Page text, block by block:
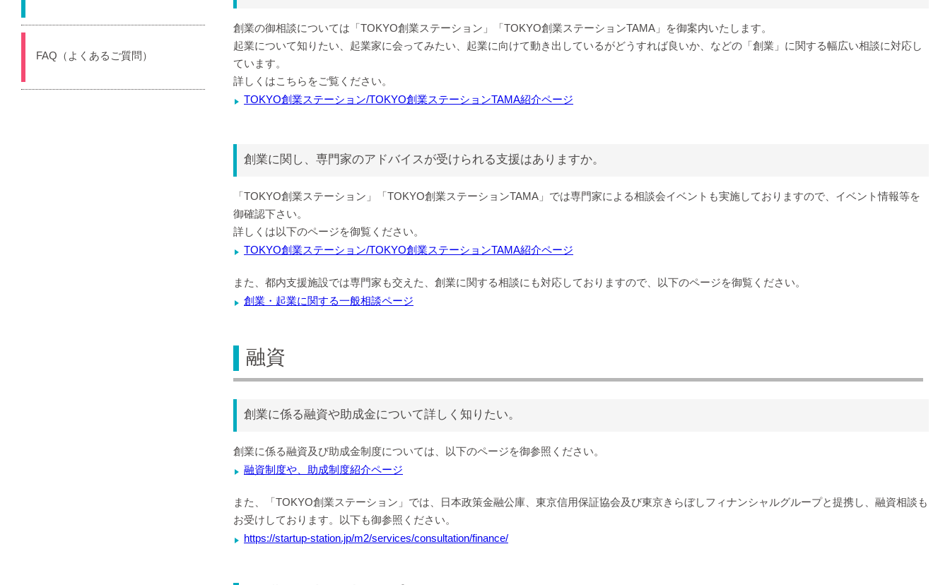
創業の御相談については「TOKYO創業ステーション」「TOKYO創業ステーションTAMA」を御案内いたします。
起業について知りたい、起業家に会ってみたい、起業に向けて動き出しているがどうすれば良いか、などの「創業」に関する幅広い相談に対応し
ています。
詳しくはこちらをご覧ください。
TOKYO創業ステーション/TOKYO創業ステーションTAMA紹介ページ
創業に関し、専門家のアドバイスが受けられる支援はありますか。
「TOKYO創業ステーション」「TOKYO創業ステーションTAMA」では専門家による相談会イベントも実施しておりますので、イベント情報等を
御確認下さい。
詳しくは以下のページを御覧ください。
TOKYO創業ステーション/TOKYO創業ステーションTAMA紹介ページ
また、都内支援施設では専門家も交えた、創業に関する相談にも対応しておりますので、以下のページを御覧ください。
創業・起業に関する一般相談ページ
融資
創業に係る融資や助成金について詳しく知りたい。
創業に係る融資及び助成金制度については、以下のページを御参照ください。
融資制度や、助成制度紹介ページ
また、「TOKYO創業ステーション」では、日本政策金融公庫、東京信用保証協会及び東京きらぼしフィナンシャルグループと提携し、融資相談も
お受けしております。以下も御参照ください。
https://startup-station.jp/m2/services/consultation/finance/
FAQ（よくあるご質問）